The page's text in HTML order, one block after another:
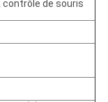
de souris